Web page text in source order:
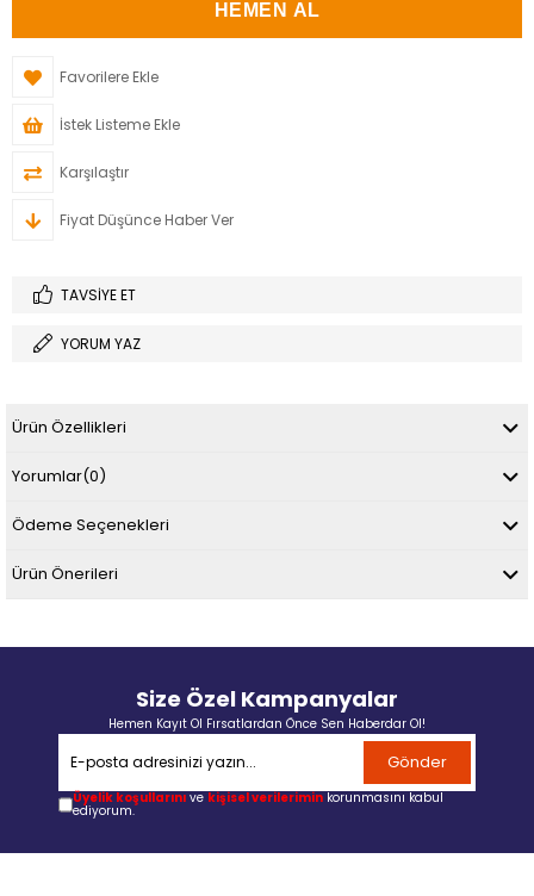
Favorilere Ekle
İstek Listeme Ekle
Karşılaştır
Fiyat Düşünce Haber Ver
TAVSIYE ET
YORUM YAZ
Ürün Özellikleri
Yorumlar(0)
Ödeme Seçenekleri
Ürün Önerileri
Size Özel Kampanyalar
Hemen Kayıt Ol Fırsatlardan Önce Sen Haberdar Ol!
Gönder
Üyelik koşullarını ve kişisel verilerimin korunmasını kabul
ediyorum.